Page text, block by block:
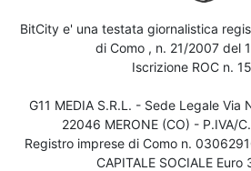
BitCity e' una testata giornalistica
di Como , n. 21/2007 del
Iscrizione ROC n.
G11 MEDIA S.R.L. - Sede Legale Via
22046 MERONE (CO) - P.IVA/
Registro imprese di Como n.
CAPITALE SOCIALE